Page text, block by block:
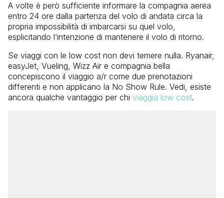
A volte è però sufficiente informare la compagnia aerea
entro 24 ore dalla partenza del volo di andata circa la
propria impossibilità di imbarcarsi su quel volo,
esplicitando l’intenzione di mantenere il volo di ritorno.
Se viaggi con le low cost non devi temere nulla. Ryanair,
easyJet, Vueling, Wizz Air e compagnia bella
concepiscono il viaggio a/r come due prenotazioni
differenti e non applicano la No Show Rule. Vedi, esiste
ancora qualche vantaggio per chi viaggia low cost.